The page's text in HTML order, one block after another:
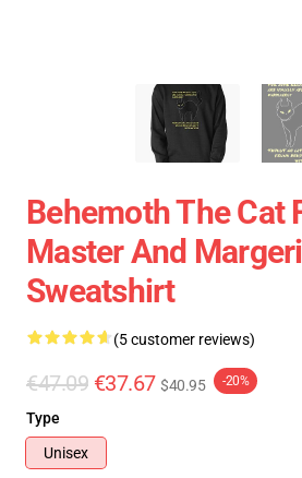
Behemoth The Cat
Master And
Sweatshirt
(5 customer reviews)
€47.09 €37.67 $40.95 -20%
Type
Unisex